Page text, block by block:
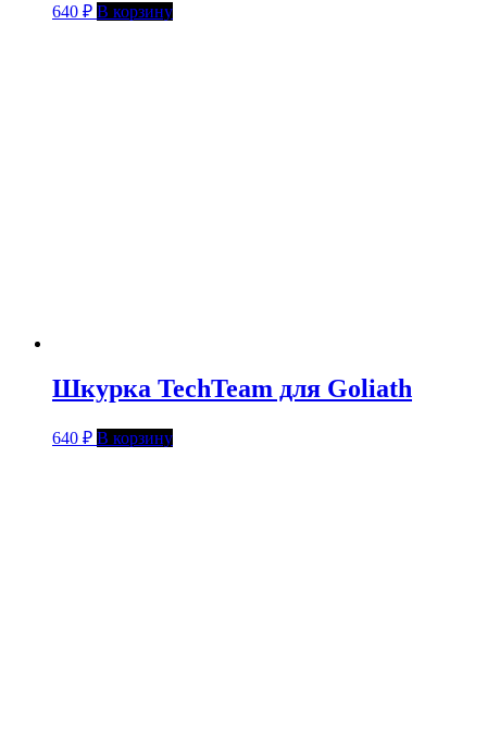
640 ₽ В корзину
Шкурка TechTeam для Goliath
640 ₽ В корзину